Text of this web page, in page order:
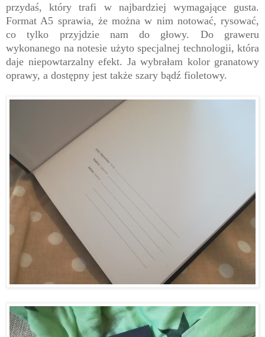
przydaś, który trafi w najbardziej wymagające gusta.
Format A5 sprawia, że można w nim notować, rysować,
co tylko przyjdzie nam do głowy. Do graweru
wykonanego na notesie użyto specjalnej technologii, która
daje niepowtarzalny efekt. Ja wybrałam kolor granatowy
oprawy, a dostępny jest także szary bądź fioletowy.